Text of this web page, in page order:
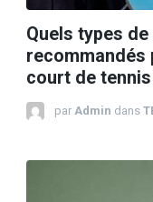
Quels types
recommandés
court de tennis
par Admin dans